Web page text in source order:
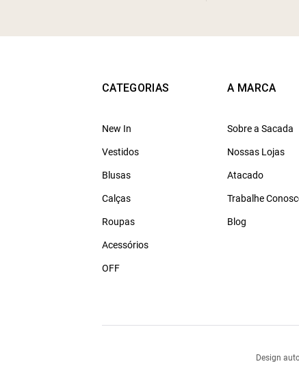
CATEGORIAS
New In
Vestidos
Blusas
Calças
Roupas
Acessórios
OFF
A MARCA
Sobre a Sacada
Nossas Lojas
Atacado
Trabalhe
Blog
Design